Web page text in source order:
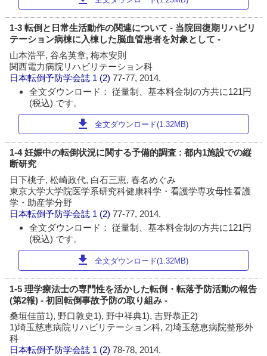
1-3 転倒と日常生活動作の関連について - 当院回復期リハビリ
テーション病棟に入棟した脳血管患者を対象として -
山本浩平, 谷名英章, 梅本安則
関西電力病院リハビリテーション科
日本転倒予防学会誌 1 (2)77-77, 2014.
全文ダウンロード： 従量制、基本料金制の方共に121円
(税込) です。
download 全文ダウンロード(1.32MB)
1-4 妊娠中の転倒状況に関する予備的調査 : 都内1施設での縦
断研究
日下桃子, 松崎政代, 白石三恵, 春名めぐみ
東京大学大学院医学系研究科健康科学・看護学専攻母性看護
学・助産学分野
日本転倒予防学会誌 1 (2)77-77, 2014.
全文ダウンロード： 従量制、基本料金制の方共に121円
(税込) です。
download 全文ダウンロード(1.32MB)
1-5 理学療法士の専門性を活かした転倒・転落予防活動の報告
(第2報) - 初回転倒事故予防の取り組み -
桑垣佳苗1), 野口敦史1), 野中祥典1), 吉野恭正2)
1)埼玉慈恵病院リハビリテーション科, 2)埼玉慈恵病院整形外
科
日本転倒予防学会誌 1 (2)78-78, 2014.